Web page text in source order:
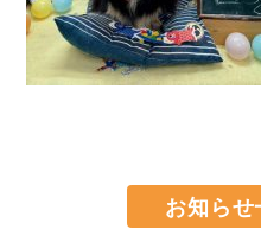
お知ら